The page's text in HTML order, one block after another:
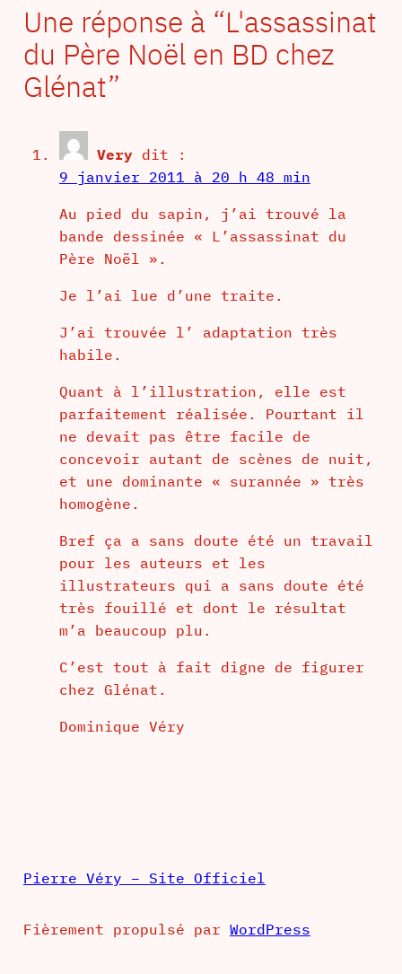
Une réponse à “L'assassinat
du Père Noël en BD chez
Glénat”
Very dit :
9 janvier 2011 à 20 h 48 min
Au pied du sapin, j’ai trouvé la
bande dessinée « L’assassinat du
Père Noël ».
Je l’ai lue d’une traite.
J’ai trouvée l’ adaptation très
habile.
Quant à l’illustration, elle est
parfaitement réalisée. Pourtant il
ne devait pas être facile de
concevoir autant de scènes de nuit,
et une dominante « surannée » très
homogène.
Bref ça a sans doute été un travail
pour les auteurs et les
illustrateurs qui a sans doute été
très fouillé et dont le résultat
m’a beaucoup plu.
C’est tout à fait digne de figurer
chez Glénat.
Dominique Véry
Pierre Véry – Site Officiel
Fièrement propulsé par WordPress